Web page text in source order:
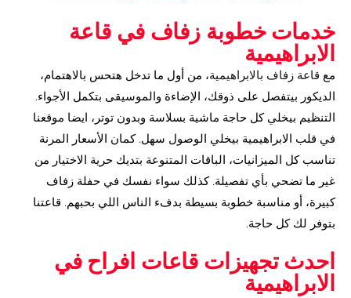
خدمات خطوبة زفاف في قاعة
الابراهيمية
مع قاعة زفاف بالابراهيمية، من أول ما تدخل هتحس بالاهتمام،
الديكور بيتفصل على ذوقك، الإضاءة والموسيقى بتكمل الأجواء.
التنظيم بيخلي كل حاجة ماشية بسلاسة وبدون توتر، ايضا موقعنا
في قلب الابراهيمية بيخلي الوصول سهل. كمان الأسعار المرنة
تناسب كل الميزانيات، الباقات المتنوعة بتديك حرية الاختيار من
غير ما تضحي بأي تفصيلة. كذلك سواء نفسك في حفلة زفاف
كبيرة، أو مناسبة خطوبة بسيطة بدفء الناس اللي بحبهم. قاعتنا
بتوفر لك كل حاجة.
احدث تجهيزات قاعات افراح في
الابراهيمية